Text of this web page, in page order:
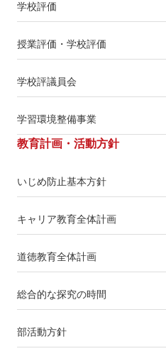
学校評価
授業評価・学校評価
学校評議員会
学習環境整備事業
教育計画・活動方針
いじめ防止基本方針
キャリア教育全体計画
道徳教育全体計画
総合的な探究の時間
部活動方針